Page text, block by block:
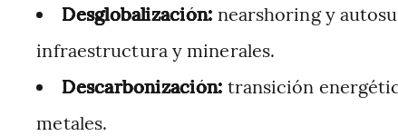
Desglobalización: nearshoring y
infraestructura y minerales.
Descarbonización: transición
metales.